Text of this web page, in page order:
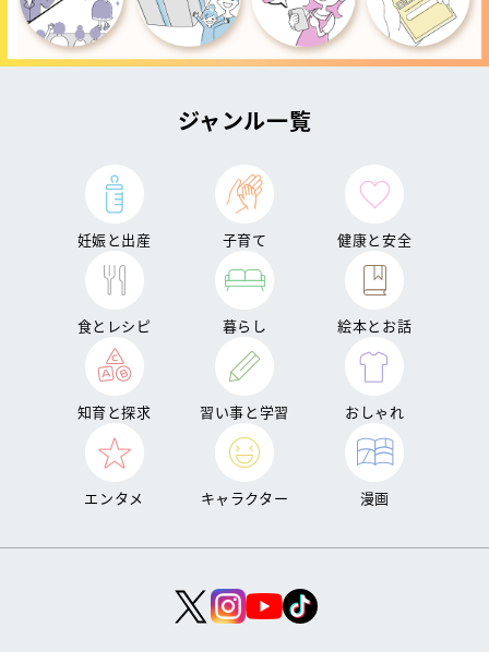
ジャンル一覧
妊娠と出産 子育て 健康と安全
食とレシピ 暮らし 絵本とお話
知育と探求 習い事と学習 おしゃれ
エンタメ キャラクター 漫画